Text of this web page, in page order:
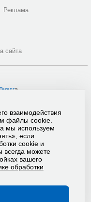
Реклама
сайта
Текарт»
связаться с нашей
взаимодействия
файлы cookie.
мы используем
если
cookie и
можете
вашего
обработки